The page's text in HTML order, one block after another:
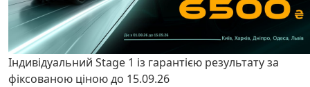
Індивідуальний Stage 1 із гарантією результату за
фіксованою ціною до 15.09.26